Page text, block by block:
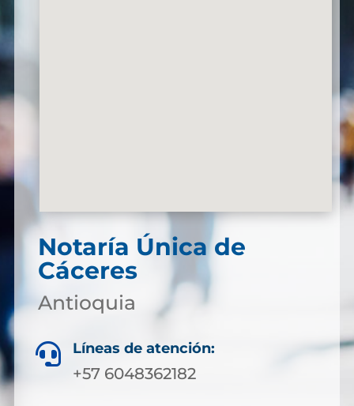
Notaría Única de
Cáceres
Antioquia
 Líneas de atención:
+57 6048362182